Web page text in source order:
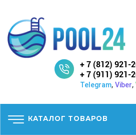
+ 7 (812) 921-
+ 7 (911) 921-
Telegram, Viber,
КАТАЛОГ ТОВАРОВ